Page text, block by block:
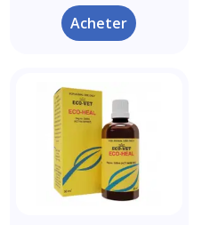
Acheter